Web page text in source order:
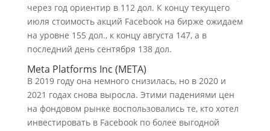
через год ориентир в 112 дол. К концу текущего
июля стоимость акций Facebook на бирже ожидаем
на уровне 155 дол., к концу августа 147, а в
последний день сентября 138 дол.
Meta Platforms Inc (META)
В 2019 году она немного снизилась, но в 2020 и
2021 годах снова выросла. Этими падениями цен
на фондовом рынке воспользовались те, кто хотел
инвестировать в Facebook по более выгодной